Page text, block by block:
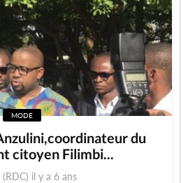
MODE
du
citoyen Filimbi...
(RDC) il y a 6 ans